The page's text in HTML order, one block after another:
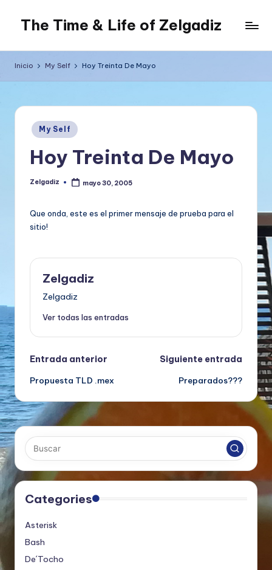
contenido
The Time & Life of Zelgadiz
Dream...
Inicio My Self Hoy Treinta De Mayo
Publicado
en
My Self
Hoy Treinta De Mayo
Publicado
Zelgadiz mayo 30, 2005
Que onda, este es el primer mensaje de prueba para el
sitio!
Zelgadiz
Zelgadiz
Ver todas las entradas
Navegación
de
entradas
Entrada anterior
Propuesta TLD .mex
Siguiente entrada
Preparados???
Categories
Asterisk
Bash
De´Tocho